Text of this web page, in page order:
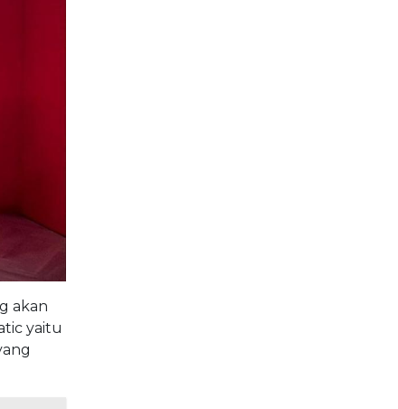
akan
yaitu